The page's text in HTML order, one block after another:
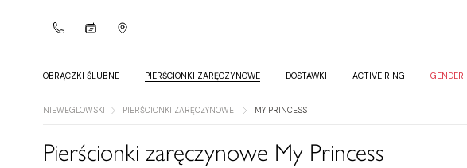
OBRĄCZKI ŚLUBNE PIERŚCIONKI ZARĘCZYNOWE DOSTAWKI ACTIVE RING GENDER
NIEWEGLOWSKI PIERŚCIONKI ZARĘCZYNOWE MY PRINCESS
Pierścionki zaręczynowe My Princess